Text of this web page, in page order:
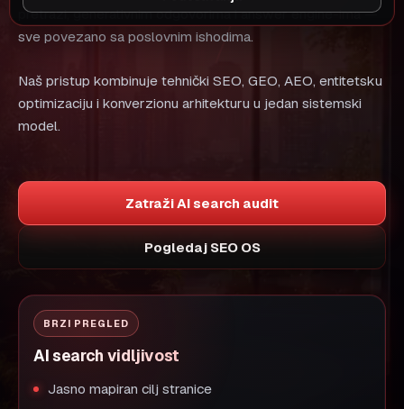
pretrazi, generativnim odgovorima i answer engine-ima —
sve povezano sa poslovnim ishodima.
Naš pristup kombinuje tehnički SEO, GEO, AEO, entitetsku
optimizaciju i konverzionu arhitekturu u jedan sistemski
model.
Zatraži AI search audit
Pogledaj SEO OS
BRZI PREGLED
AI search vidljivost
Jasno mapiran cilj stranice